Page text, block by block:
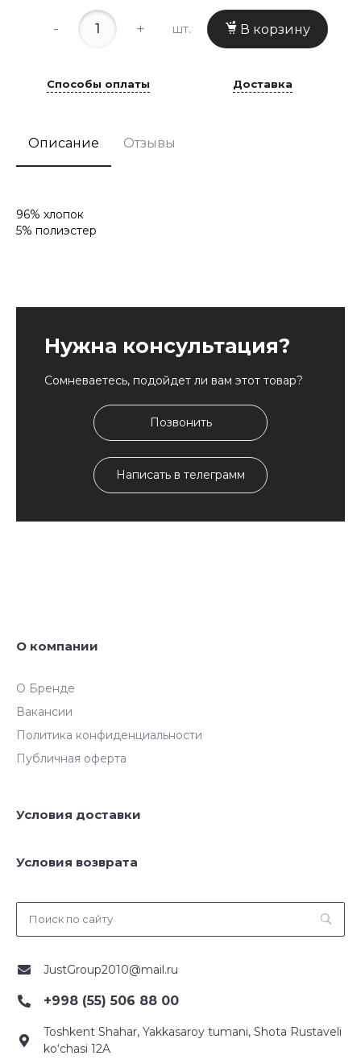
- + шт. В корзину
Способы оплаты Доставка
Описание Отзывы
96% хлопок
5% полиэстер
Нужна консультация?
Сомневаетесь, подойдет ли вам этот товар?
Позвонить
Написать в телеграмм
О компании
О Бренде
Вакансии
Политика конфиденциальности
Публичная оферта
Условия доставки
Условия возврата
JustGroup2010@mail.ru
+998 (55) 506 88 00
Toshkent Shahar, Yakkasaroy tumani, Shota Rustaveli
ko‘chasi 12A